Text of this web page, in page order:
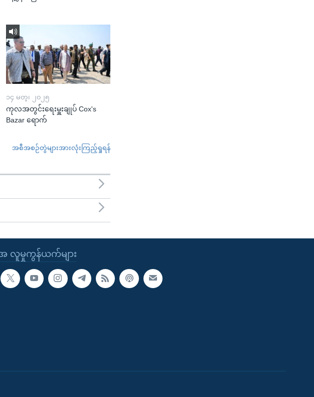
၁၄ မတ္၊ ၂၀၂၅
ကုလအတွင်းရေးမှူးချုပ် Cox's
Bazar ရောက်
အစီအစဉ်တွဲများအားလုံးကြည့်ရှုရန်
လူမှုကွန်ယက်များ